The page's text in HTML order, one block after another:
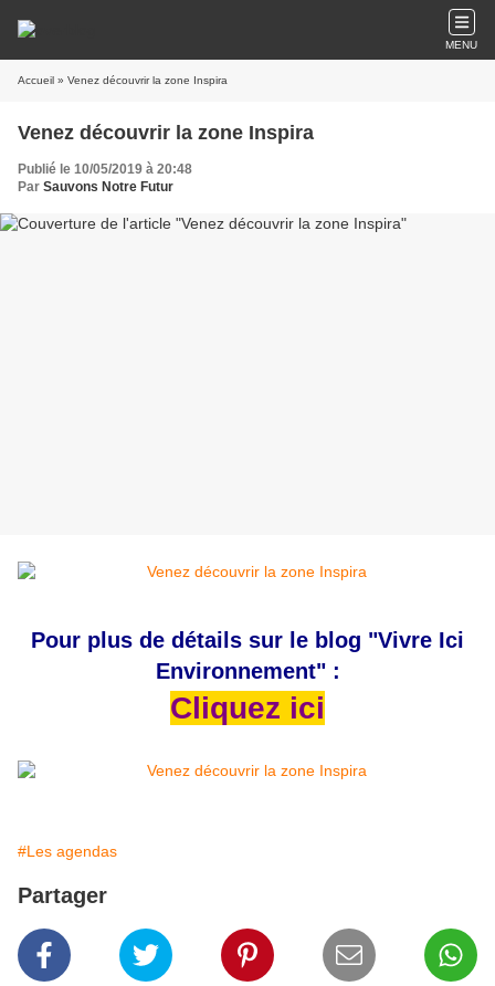
MENU
Accueil » Venez découvrir la zone Inspira
Venez découvrir la zone Inspira
Publié le 10/05/2019 à 20:48
Par Sauvons Notre Futur
Pour plus de détails sur le blog "Vivre Ici
Environnement" :
Cliquez ici
#Les agendas
Partager